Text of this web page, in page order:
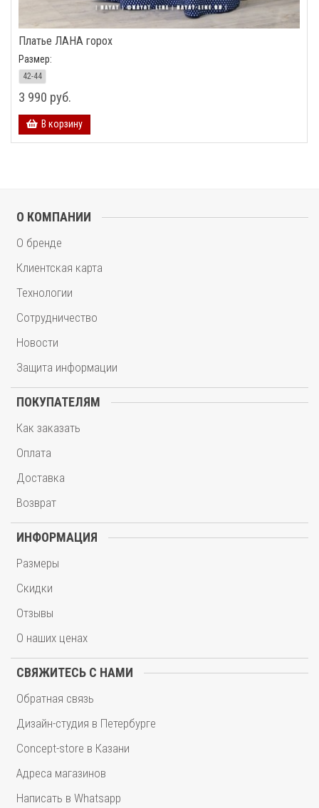
Платье ЛАНА горох
Размер:
42-44
3 990 руб.
В корзину
О КОМПАНИИ
О бренде
Клиентская карта
Технологии
Сотрудничество
Новости
Защита информации
ПОКУПАТЕЛЯМ
Как заказать
Оплата
Доставка
Возврат
ИНФОРМАЦИЯ
Размеры
Скидки
Отзывы
О наших ценах
СВЯЖИТЕСЬ С НАМИ
Обратная связь
Дизайн-студия в Петербурге
Concept-store в Казани
Адреса магазинов
Написать в Whatsapp